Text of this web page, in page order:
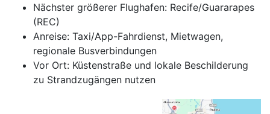
Nächster größerer Flughafen: Recife/Guararapes
(REC)
Anreise: Taxi/App-Fahrdienst, Mietwagen,
regionale Busverbindungen
Vor Ort: Küstenstraße und lokale Beschilderung
zu Strandzugängen nutzen